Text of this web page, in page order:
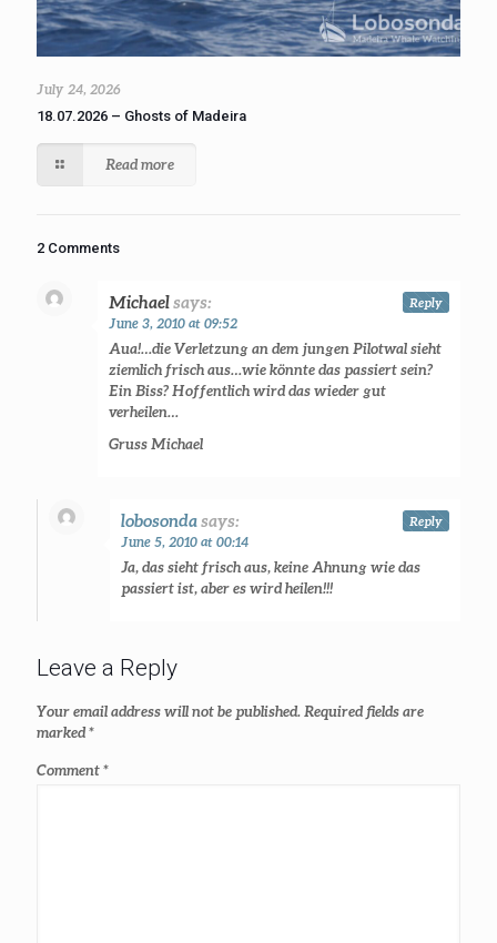
July 24, 2026
18.07.2026 – Ghosts of Madeira
Read more
2 Comments
Michaelsays:
June 3, 2010 at 09:52
Aua!…die Verletzung an dem jungen Pilotwal sieht
ziemlich frisch aus…wie könnte das passiert sein?
Ein Biss? Hoffentlich wird das wieder gut
verheilen…
Gruss Michael
Reply
lobosondasays:
June 5, 2010 at 00:14
Ja, das sieht frisch aus, keine Ahnung wie das
passiert ist, aber es wird heilen!!!
Reply
Leave a Reply
Your email address will not be published. Required fields are
marked*
Comment*